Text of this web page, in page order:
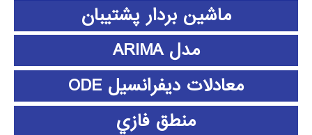
ماشین بردار پشتیبان
مدل ARIMA
معادلات دیفرانسیل ODE
منطق فازي